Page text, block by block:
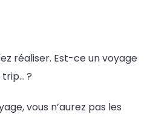
réaliser. Est-ce un voyage
?
vous n’aurez pas les